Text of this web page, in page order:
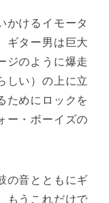
かけるイモータ
ギター男は巨大
ジのように爆走
しい）の上に立
ためにロックを
ー・ボーイズの
の音とともにギ
もうこれだけで